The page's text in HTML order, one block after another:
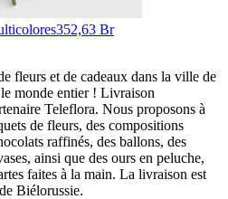
352,63 Br
fleurs et de cadeaux dans la ville de
monde entier ! Livraison
Teleflora. Nous proposons à
de fleurs, des compositions
raffinés, des ballons, des
ainsi que des ours en peluche,
faites à la main. La livraison est
Biélorussie.